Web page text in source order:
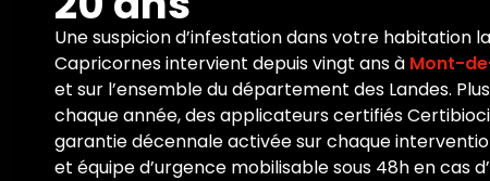
Une suspicion d’infestation dans votre habitation
Capricornes intervient depuis vingt ans à Mont-
et sur l’ensemble du département des Landes.
chaque année, des applicateurs certifiés
garantie décennale activée sur chaque
et équipe d’urgence mobilisable sous 48h en cas